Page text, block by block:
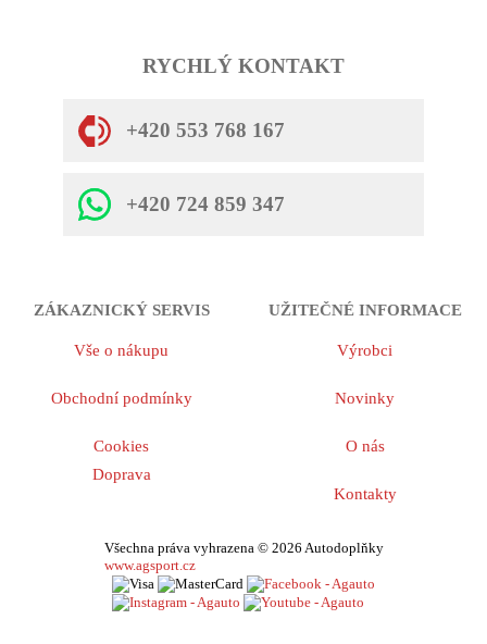
RYCHLÝ KONTAKT
+420 553 768 167
+420 724 859 347
ZÁKAZNICKÝ SERVIS
Vše o nákupu
Obchodní podmínky
Cookies
Doprava
UŽITEČNÉ INFORMACE
Výrobci
Novinky
O nás
Kontakty
Všechna práva vyhrazena © 2026 Autodoplňky
www.agsport.cz